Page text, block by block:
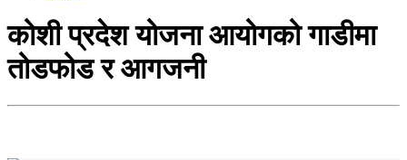
कोशी प्रदेश योजना आयोगको गाडीमा
तोडफोड र आगजनी